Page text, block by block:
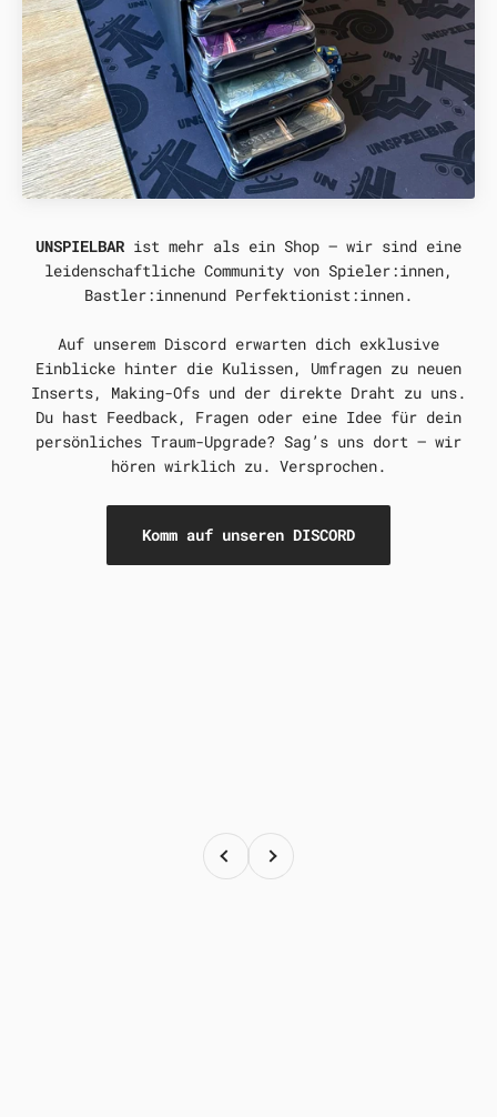
UNSPIELBAR ist mehr als ein Shop – wir sind eine
leidenschaftliche Community von Spieler:innen,
Bastler:innenund Perfektionist:innen.
Auf unserem Discord erwarten dich exklusive
Einblicke hinter die Kulissen, Umfragen zu neuen
Inserts, Making-Ofs und der direkte Draht zu uns.
Du hast Feedback, Fragen oder eine Idee für dein
persönliches Traum-Upgrade? Sag’s uns dort – wir
hören wirklich zu. Versprochen.
Komm auf unseren DISCORD
ZurückVor